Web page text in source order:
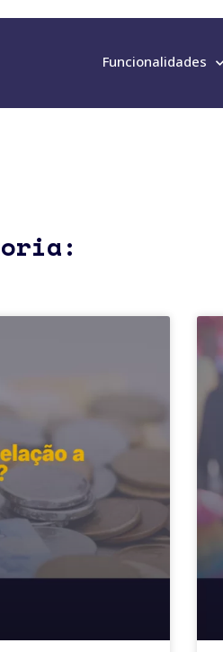
Funcionalidades